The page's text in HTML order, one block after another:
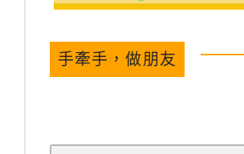
手牽手，做朋友